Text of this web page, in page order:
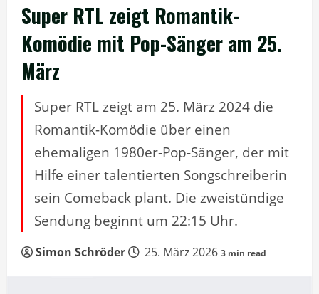
Super RTL zeigt Romantik-
Komödie mit Pop-Sänger am 25.
März
Super RTL zeigt am 25. März 2024 die
Romantik-Komödie über einen
ehemaligen 1980er-Pop-Sänger, der mit
Hilfe einer talentierten Songschreiberin
sein Comeback plant. Die zweistündige
Sendung beginnt um 22:15 Uhr.
Simon Schröder 25. März 2026 3 min read